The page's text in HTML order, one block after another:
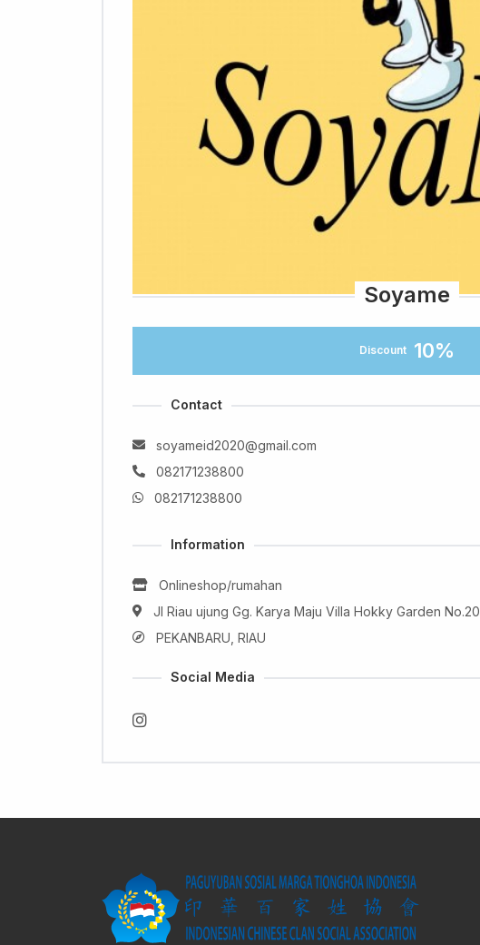
Soyame
Discount 10%
Contact
soyameid2020@gmail.com
082171238800
082171238800
Information
Onlineshop/rumahan
Jl Riau ujung Gg. Karya Maju Villa Hokky Garden No.20
PEKANBARU, RIAU
Social Media